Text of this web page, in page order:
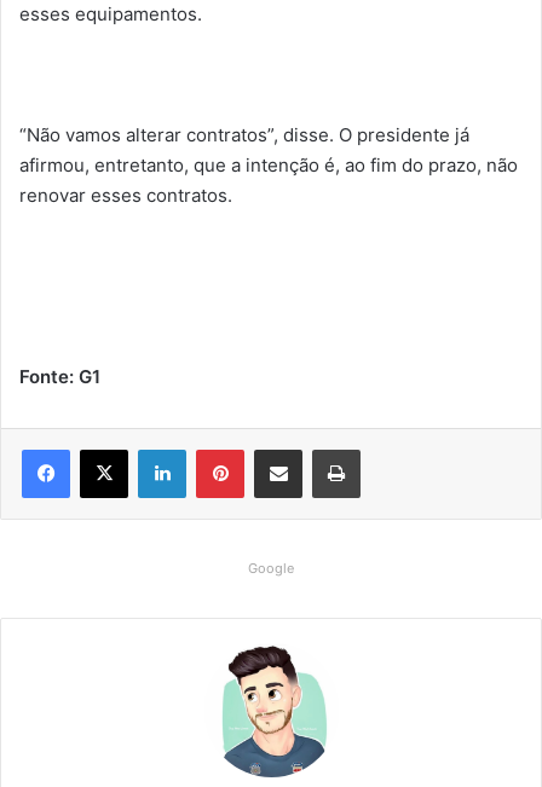
esses equipamentos.
“Não vamos alterar contratos”, disse. O presidente já
afirmou, entretanto, que a intenção é, ao fim do prazo, não
renovar esses contratos.
Fonte: G1
Google